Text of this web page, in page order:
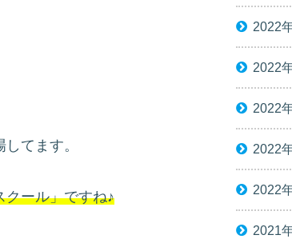
てます。
クール」ですね♪
2022
2022
2022
2022
2022
2021